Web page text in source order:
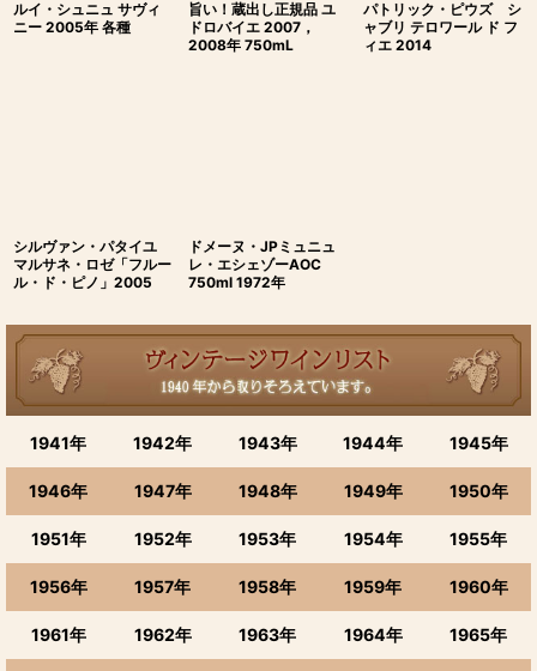
ルイ・シュニュ サヴィ
ニー 2005年 各種
旨い！蔵出し正規品 ユ
ドロバイエ 2007，
2008年 750mL
パトリック・ピウズ シ
ャブリ テロワール ド フ
ィエ 2014
シルヴァン・パタイユ
マルサネ・ロゼ「フルー
ル・ド・ピノ」2005
ドメーヌ・JPミュニュ
レ・エシェゾーAOC
750ml 1972年
1941年 1942年 1943年 1944年 1945年
1946年 1947年 1948年 1949年 1950年
1951年 1952年 1953年 1954年 1955年
1956年 1957年 1958年 1959年 1960年
1961年 1962年 1963年 1964年 1965年